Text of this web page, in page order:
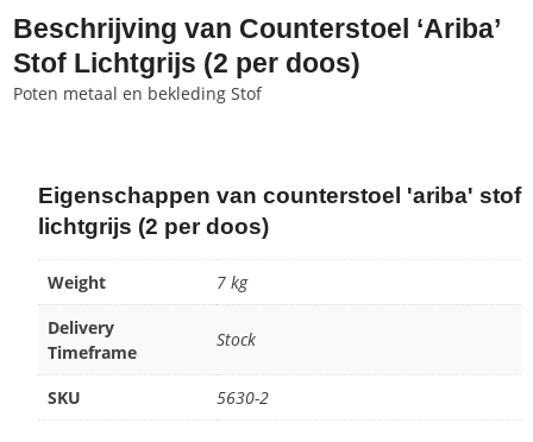
Beschrijving van Counterstoel ‘Ariba’
Stof Lichtgrijs (2 per doos)
Poten metaal en bekleding Stof
Eigenschappen van counterstoel 'ariba' stof
lichtgrijs (2 per doos)
Weight
7 kg
Delivery
Timeframe
Stock
SKU 5630-2